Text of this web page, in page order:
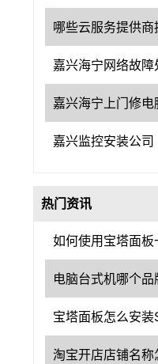
哪些云服务提供商
嘉兴海宁网络故
嘉兴海宁上门修
热门资讯
电脑台式机哪个
宝塔面板怎么安装
淘宝开店店铺名称